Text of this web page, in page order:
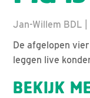
Jan-Willem BDL
De afgelopen
leggen live
BEKIJK